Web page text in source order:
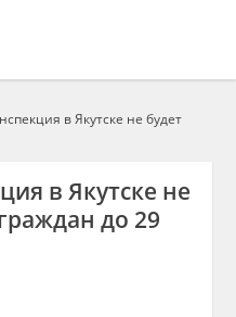
в Якутске не будет
в Якутске не
до 29